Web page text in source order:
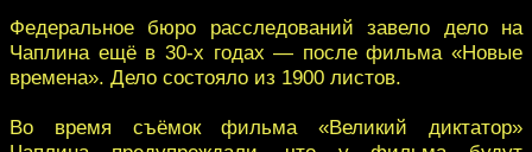
Федеральное бюро расследований завело дело на
Чаплина ещё в 30-х годах — после фильма «Новые
времена». Дело состояло из 1900 листов.
Во время съёмок фильма «Великий диктатор»